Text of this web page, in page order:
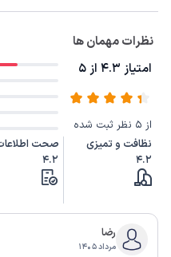
نظرات مهمان ها
امتیاز 4.3 از 5
از 5 نظر ثبت شده
نظافت و تمیزی
4.2
صحت
4.2
رضا
مرداد ۱۴۰۵